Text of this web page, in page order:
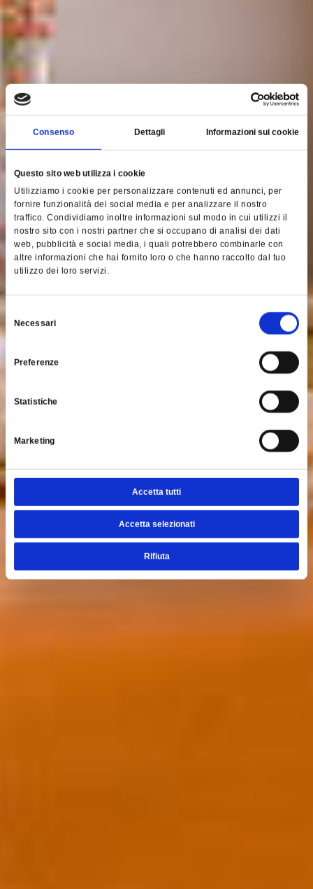
Consenso Dettagli Informazioni sui cookie
Questo sito web utilizza i cookie
Utilizziamo i cookie per personalizzare contenuti ed annunci, per
fornire funzionalità dei social media e per analizzare il nostro
traffico. Condividiamo inoltre informazioni sul modo in cui utilizzi il
nostro sito con i nostri partner che si occupano di analisi dei dati
web, pubblicità e social media, i quali potrebbero combinarle con
altre informazioni che hai fornito loro o che hanno raccolto dal tuo
utilizzo dei loro servizi.
Selezione
delNecessari
Preferenze
Statistiche
Marketing
Accetta tutti
Accetta selezionati
Rifiuta